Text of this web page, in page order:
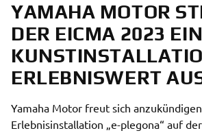
YAMAHA MOTOR
DER EICMA 2023
ERLEBNISWERT
Yamaha Motor freut sich
Erlebnisinstallation „e-plegona“ auf